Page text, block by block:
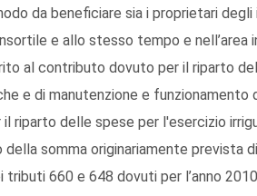
da beneficiare sia i proprietari
e allo stesso tempo e nell’area
al contributo dovuto per il riparto
e di manutenzione e
riparto delle spese per l'esercizio
somma originariamente prevista
660 e 648 dovuti per l’anno